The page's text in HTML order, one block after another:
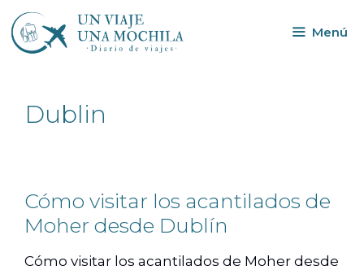
Menú
Dublin
Cómo visitar los acantilados de
Moher desde Dublín
Cómo visitar los acantilados de Moher desde